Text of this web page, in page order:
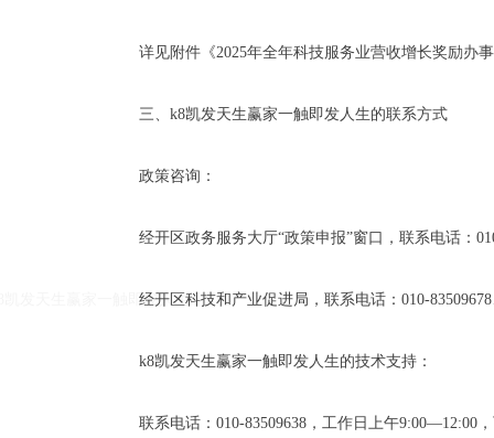
详见附件《2025年全年科技服务业营收增长奖励办事
三、k8凯发天生赢家一触即发人生的联系方式
政策咨询：
经开区政务服务大厅“政策申报”窗口，联系电话：
经开区科技和产业促进局，联系电话：010-83509678
k8凯发天生赢家一触即发人生的技术支持：
联系电话：010-83509638，工作日上午9:00—12:00
凯发天生赢家一触即发人生